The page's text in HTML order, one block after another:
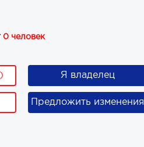
0 человек
Я владелец
Предложить изменения